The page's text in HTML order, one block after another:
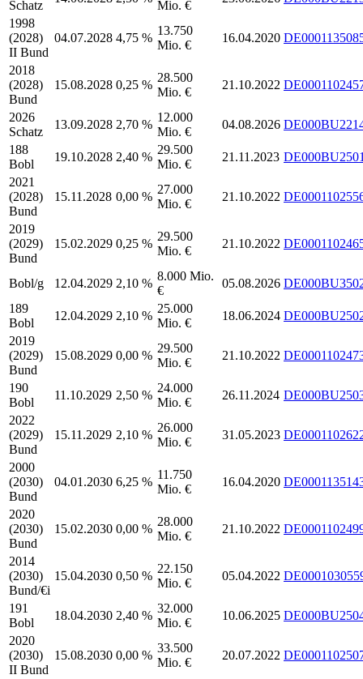
Schatz Mio. €
1998
(2028)
II Bund
04.07.2028 4,75 %
13.750
Mio. €
16.04.2020
2018
(2028)
Bund
15.08.2028 0,25 %
28.500
Mio. €
21.10.2022
2026
Schatz
13.09.2028 2,70 %
12.000
Mio. €
04.08.2026
188
Bobl
19.10.2028 2,40 %
29.500
Mio. €
21.11.2023
2021
(2028)
Bund
15.11.2028 0,00 %
27.000
Mio. €
21.10.2022
2019
(2029)
Bund
15.02.2029 0,25 %
29.500
Mio. €
21.10.2022
Bobl/g 12.04.2029 2,10 %
8.000 Mio.
€
05.08.2026
189
Bobl
12.04.2029 2,10 %
25.000
Mio. €
18.06.2024
2019
(2029)
Bund
15.08.2029 0,00 %
29.500
Mio. €
21.10.2022
190
Bobl
11.10.2029 2,50 %
24.000
Mio. €
26.11.2024
2022
(2029)
Bund
15.11.2029 2,10 %
26.000
Mio. €
31.05.2023
2000
(2030)
Bund
04.01.2030 6,25 %
11.750
Mio. €
16.04.2020
2020
(2030)
Bund
15.02.2030 0,00 %
28.000
Mio. €
21.10.2022
2014
(2030)
Bund/€i
15.04.2030 0,50 %
22.150
Mio. €
05.04.2022
191
Bobl
18.04.2030 2,40 %
32.000
Mio. €
10.06.2025
2020
(2030)
II Bund
15.08.2030 0,00 %
33.500
Mio. €
20.07.2022